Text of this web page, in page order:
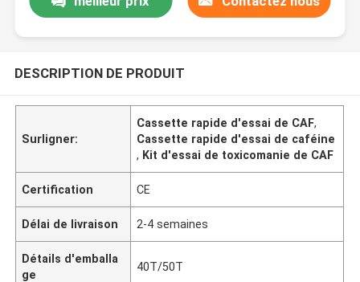
DESCRIPTION DE PRODUIT
Surligner:
Cassette rapide d'essai de CAF,
Cassette rapide d'essai de caféine
, Kit d'essai de toxicomanie de CAF
Certification CE
Délai de livraison 2-4 semaines
Détails d'emballa
ge
40T/50T